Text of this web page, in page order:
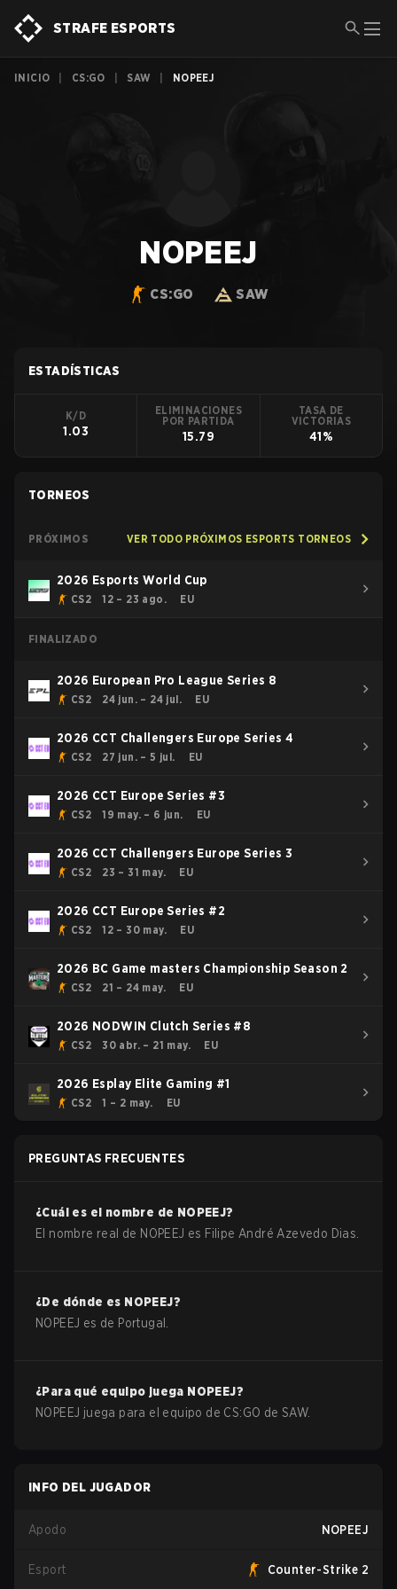
STRAFE ESPORTS
INICIO CS:GO SAW NOPEEJ
NOPEEJ
CS:GO SAW
ESTADÍSTICAS
K/D
1.03
ELIMINACIONES
POR PARTIDA
15.79
TASA DE
VICTORIAS
41%
TORNEOS
PRÓXIMOS VER TODO PRÓXIMOS ESPORTS TORNEOS
2026 Esports World Cup
CS2 12 – 23 ago. EU
FINALIZADO
2026 European Pro League Series 8
CS2 24 jun. – 24 jul. EU
2026 CCT Challengers Europe Series 4
CS2 27 jun. – 5 jul. EU
2026 CCT Europe Series #3
CS2 19 may. – 6 jun. EU
2026 CCT Challengers Europe Series 3
CS2 23 – 31 may. EU
2026 CCT Europe Series #2
CS2 12 – 30 may. EU
2026 BC Game masters Championship Season 2
CS2 21 – 24 may. EU
2026 NODWIN Clutch Series #8
CS2 30 abr. – 21 may. EU
2026 Esplay Elite Gaming #1
CS2 1 – 2 may. EU
PREGUNTAS FRECUENTES
¿Cuál es el nombre de NOPEEJ?
El nombre real de NOPEEJ es Filipe André Azevedo Dias
¿De dónde es NOPEEJ?
NOPEEJ es de Portugal
¿Para qué equipo juega NOPEEJ?
NOPEEJ juega para el equipo de CS:GO deSAW.
INFO DEL JUGADOR
Apodo NOPEEJ
Esport Counter-Strike 2